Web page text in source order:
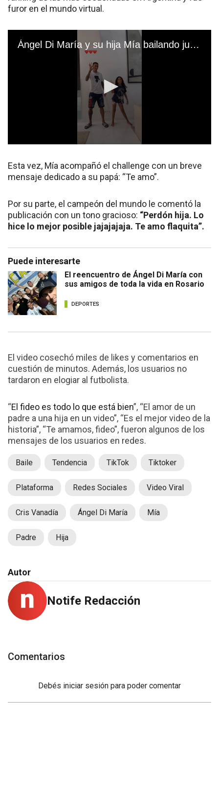
furor en el mundo virtual.
Esta vez, Mía acompañó el challenge con un breve
mensaje dedicado a su papá: “Te amo”.
Por su parte, el campeón del mundo le comentó la
publicación con un tono gracioso: “Perdón hija. Lo
hice lo mejor posible jajajajaja. Te amo flaquita”.
Puede interesarte
El reencuentro de Ángel Di María con
sus amigos de toda la vida en Rosario
DEPORTES
El video cosechó miles de likes y comentarios en
cuestión de minutos. Además, los usuarios no
tardaron en elogiar al futbolista.
“El fideo es todo lo que está bien”, “El amor de un
padre a una hija en un video”, “Es el mejor video de la
historia”, “Te amamos, fideo”, fueron algunos de los
mensajes de los usuarios en redes.
Baile Tendencia TikTok Tiktoker
Plataforma Redes Sociales Video Viral
Cris Vanadía Ángel Di María Mía
Padre Hija
Autor
Notife Redacción
Comentarios
Debés iniciar sesión para poder comentar